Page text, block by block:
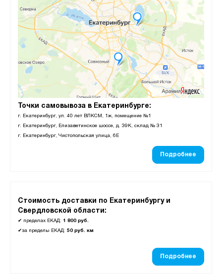
Точки самовывоза в Екатеринбурге:
г. Екатеринбург, ул. 40 лет ВЛКСМ, 1ж, помещение №1
г. Екатеринбург, Елизаветинское шоссе, д. 39К, склад № 31
г. Екатеринбург, Чистопольская улица, 6Е
Подробнее
Стоимость доставки по Екатеринбургу и
Свердловской области:
✔ пределах ЕКАД: 1 800 руб.
✔за пределы ЕКАД: 50 руб. км
Подробнее